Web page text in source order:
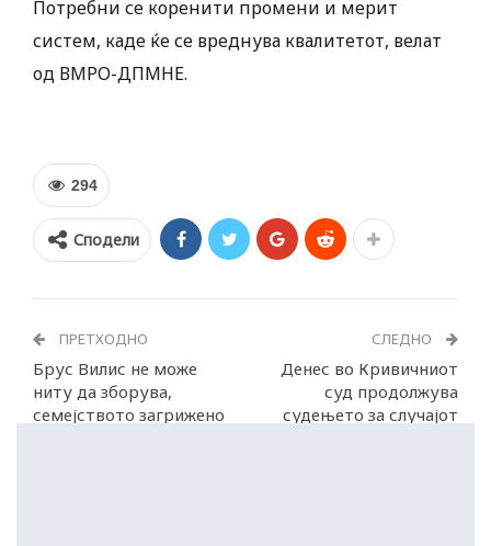
Потребни се коренити промени и мерит
систем, каде ќе се вреднува квалитетот, велат
од ВМРО-ДПМНЕ.
294
Сподели
ПРЕТХОДНО
Брус Вилис не може
ниту да зборува,
семејството загрижено
СЛЕДНО
Денес во Кривичниот
суд продолжува
судењето за случајот